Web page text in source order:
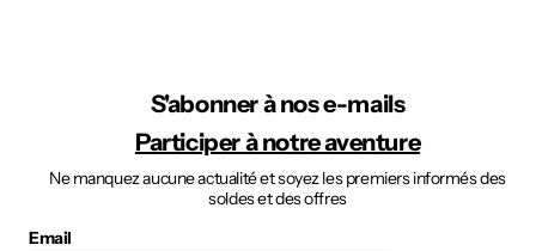
S'abonner à nos e-mails
Participer à notre aventure
Ne manquez aucune actualité et soyez les premiers informés des
soldes et des offres
Email